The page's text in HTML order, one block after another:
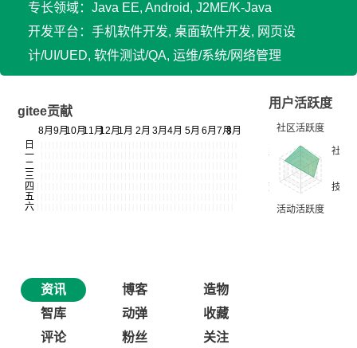
专长领域：Java EE, Android, J2ME/K-Java
开发平台：手机软件开发, 桌面软件开发, 网页设
计/UI/UED, 软件测试/QA, 运维/系统/网络管理
gitee贡献
用户活跃度
资讯 博客
造物
智库
动弹
收藏
评论
粉丝 关注